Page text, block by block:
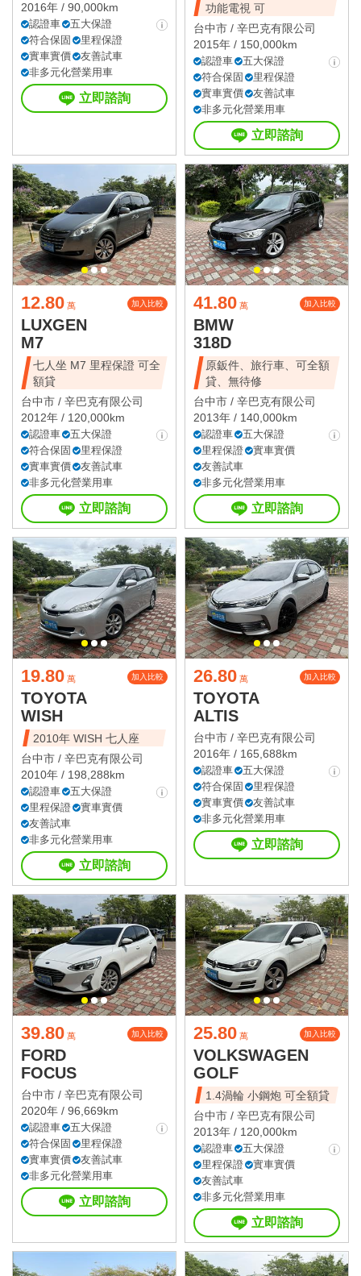
2016年 / 90,000km
認證車
五大保證
符合保固
里程保證
實車實價
友善試車
非多元化營業用車
立即諮詢
功能電視 可
台中市 / 辛巴克有限公司
2015年 / 150,000km
認證車
五大保證
符合保固
里程保證
實車實價
友善試車
非多元化營業用車
立即諮詢
12.80 萬 加入比較
LUXGEN
M7
七人坐 M7 里程保證 可全
額貸
台中市 / 辛巴克有限公司
2012年 / 120,000km
認證車
五大保證
符合保固
里程保證
實車實價
友善試車
非多元化營業用車
立即諮詢
41.80 萬 加入比較
BMW
318D
原鈑件、旅行車、可全額
貸、無待修
台中市 / 辛巴克有限公司
2013年 / 140,000km
認證車
五大保證
里程保證
實車實價
友善試車
非多元化營業用車
立即諮詢
19.80 萬 加入比較
TOYOTA
WISH
2010年 WISH 七人座
台中市 / 辛巴克有限公司
2010年 / 198,288km
認證車
五大保證
里程保證
實車實價
友善試車
非多元化營業用車
立即諮詢
26.80 萬 加入比較
TOYOTA
ALTIS
台中市 / 辛巴克有限公司
2016年 / 165,688km
認證車
五大保證
符合保固
里程保證
實車實價
友善試車
非多元化營業用車
立即諮詢
39.80 萬 加入比較
FORD
FOCUS
台中市 / 辛巴克有限公司
2020年 / 96,669km
認證車
五大保證
符合保固
里程保證
實車實價
友善試車
非多元化營業用車
立即諮詢
25.80 萬 加入比較
VOLKSWAGEN
GOLF
1.4渦輪 小鋼炮 可全額貸
台中市 / 辛巴克有限公司
2013年 / 120,000km
認證車
五大保證
里程保證
實車實價
友善試車
非多元化營業用車
立即諮詢